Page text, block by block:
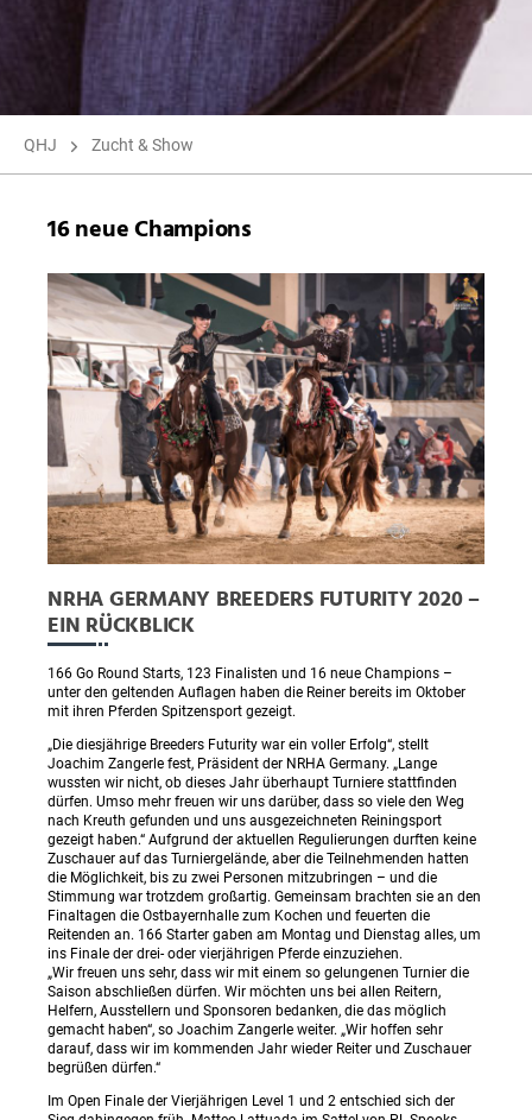
QHJ Zucht & Show
16 neue Champions
NRHA GERMANY BREEDERS FUTURITY 2020 –
EIN RÜCKBLICK
166 Go Round Starts, 123 Finalisten und 16 neue Champions –
unter den geltenden Auflagen haben die Reiner bereits im Oktober
mit ihren Pferden Spitzensport gezeigt.
„Die diesjährige Breeders Futurity war ein voller Erfolg“, stellt
Joachim Zangerle fest, Präsident der NRHA Germany. „Lange
wussten wir nicht, ob dieses Jahr überhaupt Turniere stattfinden
dürfen. Umso mehr freuen wir uns darüber, dass so viele den Weg
nach Kreuth gefunden und uns ausgezeichneten Reiningsport
gezeigt haben.“ Aufgrund der aktuellen Regulierungen durften keine
Zuschauer auf das Turniergelände, aber die Teilnehmenden hatten
die Möglichkeit, bis zu zwei Personen mitzubringen – und die
Stimmung war trotzdem großartig. Gemeinsam brachten sie an den
Finaltagen die Ostbayernhalle zum Kochen und feuerten die
Reitenden an. 166 Starter gaben am Montag und Dienstag alles, um
ins Finale der drei- oder vierjährigen Pferde einzuziehen.
„Wir freuen uns sehr, dass wir mit einem so gelungenen Turnier die
Saison abschließen dürfen. Wir möchten uns bei allen Reitern,
Helfern, Ausstellern und Sponsoren bedanken, die das möglich
gemacht haben“, so Joachim Zangerle weiter. „Wir hoffen sehr
darauf, dass wir im kommenden Jahr wieder Reiter und Zuschauer
begrüßen dürfen.“
Im Open Finale der Vierjährigen Level 1 und 2 entschied sich der